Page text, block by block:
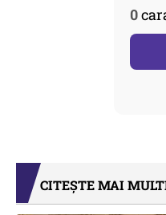
0
CITEȘTE MAI